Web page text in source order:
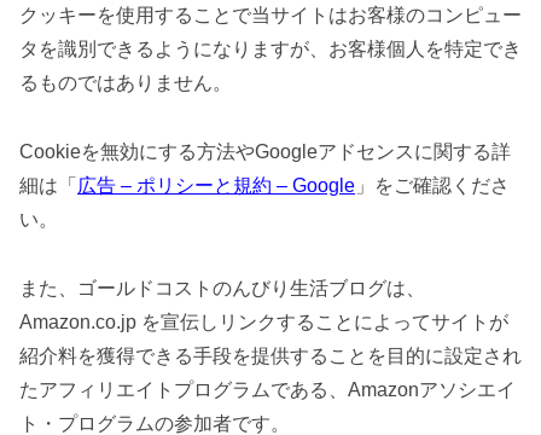
クッキーを使用することで当サイトはお客様のコンピュー
タを識別できるようになりますが、お客様個人を特定でき
るものではありません。
Cookieを無効にする方法やGoogleアドセンスに関する詳
細は「 広告 – ポリシーと規約 – Google 」をご確認くださ
い。
また、ゴールドコストのんびり生活ブログは、
Amazon.co.jp を宣伝しリンクすることによってサイトが
紹介料を獲得できる手段を提供することを目的に設定され
たアフィリエイトプログラムである、Amazonアソシエイ
ト・プログラムの参加者です。